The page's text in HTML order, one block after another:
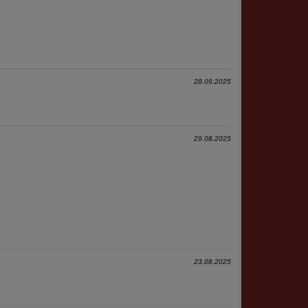
28.09.2025
29.08.2025
23.08.2025